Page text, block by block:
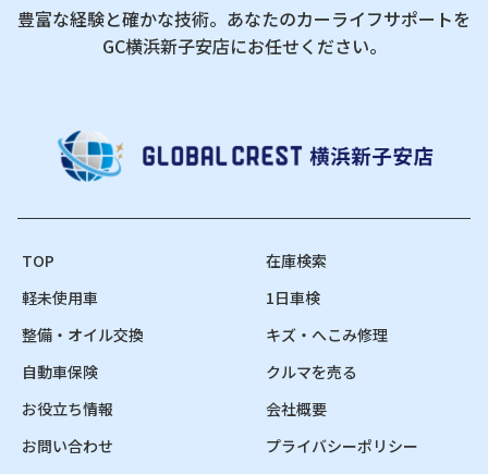
豊富な経験と確かな技術。あなたのカーライフサポートを
GC横浜新子安店にお任せください。
TOP
在庫検索
軽未使用車
1日車検
整備・オイル交換
キズ・へこみ修理
自動車保険
クルマを売る
お役立ち情報
会社概要
お問い合わせ
プライバシーポリシー